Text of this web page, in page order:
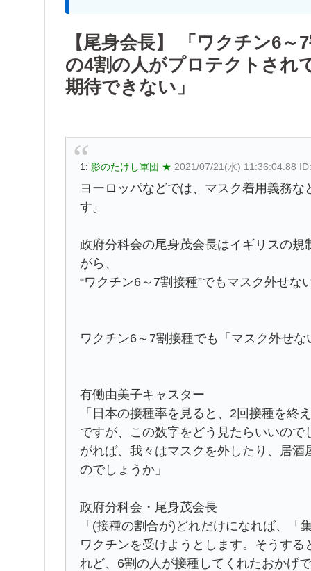
【尾身会長】 「ワクチン6
の4割の人がプロテクトされ
期待できない」
1: 影のたけし軍団 ★ 2021/07/21(水) 11:36:04.88
ヨーロッパなどでは、マスク着用義務
す。
政府分科会の尾身茂会長はイギリスの
がら、
“ワクチン6～7割接種”でもマスク外せな
ワクチン6～7割接種でも「マスク外せな
有働由美子キャスター
「日本の接種率を見ると、2回接種を終
ですが、この数字をどう見たらいいの
がれば、我々はマスクを外したり、居
のでしょうか」
政府分科会・尾身茂会長
「(接種の割合が)どれだけになれば、
ワクチンを受けようとします。そうす
れど、6割の人が接種してくれたおかげ